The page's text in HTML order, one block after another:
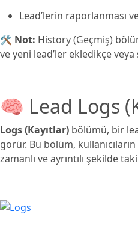
Lead’lerin raporlanması
🛠️ Not: History (Geçmiş)
ve yeni lead’ler ekledikçe
🧠 Lead Logs
Logs (Kayıtlar) bölümü, bir
görür. Bu bölüm,
zamanlı ve ayrıntılı şekilde